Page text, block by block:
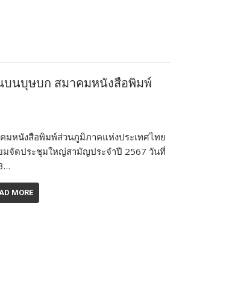
บนบุษบก สมาคมหนังสือพิมพ์
มหนังสือพิมพ์ส่วนภูมิภาคแห่งประเทศไทย
มจัดประชุมใหญ่สามัญประจำปี 2567 วันที่
MORE